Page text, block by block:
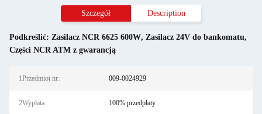
Szczegół Description
Podkreślić: Zasilacz NCR 6625 600W, Zasilacz 24V do bankomatu,
Części NCR ATM z gwarancją
1Przedmiot nr.: 009-0024929
2Wypłata: 100% przedpłaty